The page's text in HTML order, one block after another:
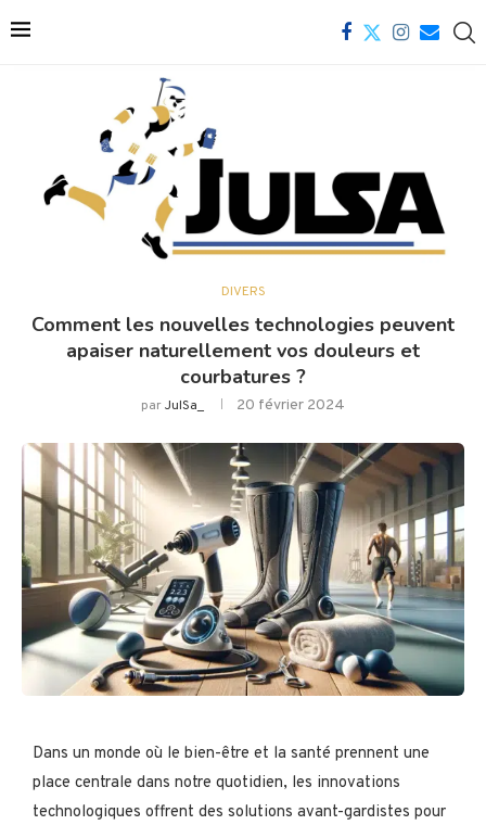
DIVERS
Comment les nouvelles technologies peuvent
apaiser naturellement vos douleurs et
courbatures ?
parJulSa_ 20 février 2024
Dans un monde où le bien-être et la santé prennent une
place centrale dans notre quotidien, les innovations
technologiques offrent des solutions avant-gardistes pour